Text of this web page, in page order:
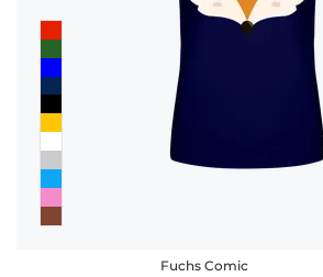
Fuchs Comic